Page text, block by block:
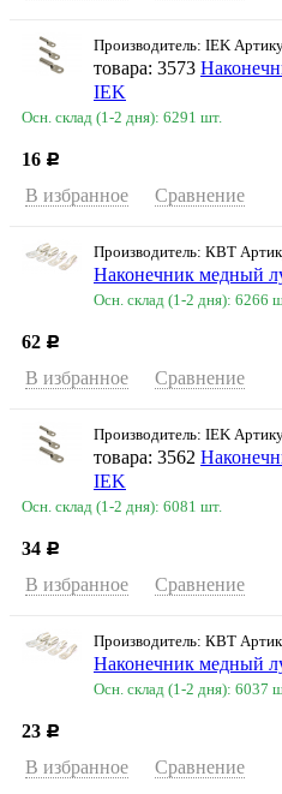
Производитель: IEK
товара: 3573
IEK
Осн. склад (1-2 дня): 6291 шт.
16 Р
В избранное Сравнение
Производитель: КВТ
Наконечник медный
Осн. склад (1-2 дня): 6266
62 Р
В избранное Сравнение
Производитель: IEK
товара: 3562
IEK
Осн. склад (1-2 дня): 6081 шт.
34 Р
В избранное Сравнение
Производитель: КВТ
Наконечник медный
Осн. склад (1-2 дня): 6037
23 Р
В избранное Сравнение